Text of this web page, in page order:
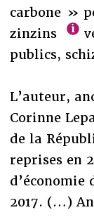
carbone »
zinzins
publics,
L’auteur,
Corinne
de la
reprises en
d’économie
2017. (…)